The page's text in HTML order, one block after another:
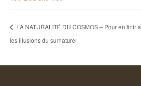
LA NATURALITÉ DU COSMOS – Pour en finir
les illusions du surnaturel